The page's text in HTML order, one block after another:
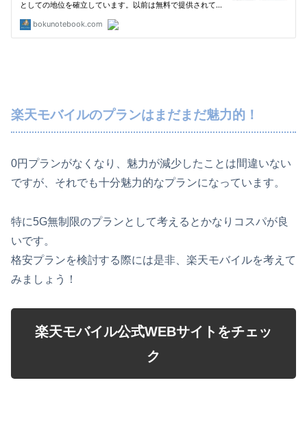
楽天モバイルのプランはまだまだ魅力的！
0円プランがなくなり、魅力が減少したことは間違いない
ですが、それでも十分魅力的なプランになっています。
特に5G無制限のプランとして考えるとかなりコスパが良
いです。
格安プランを検討する際には是非、楽天モバイルを考えて
みましょう！
楽天モバイル公式WEBサイトをチェッ
ク